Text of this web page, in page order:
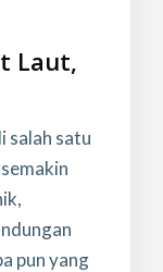
Laut,
salah satu
pun yang